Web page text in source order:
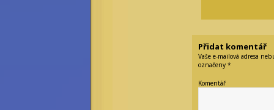
Přidat komentář
Vaše e-mailová adresa
označeny *
Komentář